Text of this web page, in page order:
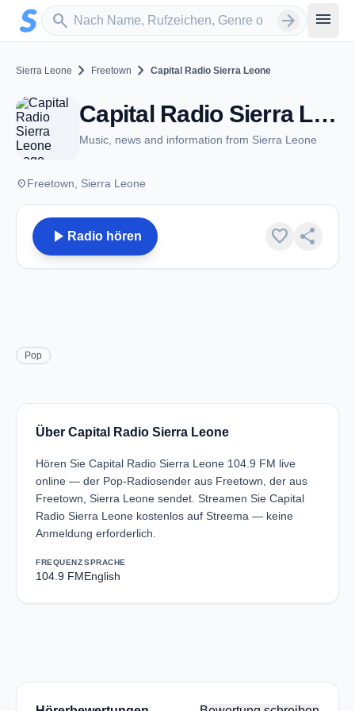
Zum Hauptinhalt springen
search
Sender suchen arrow_forward menu
Sierra Leone chevron_right Freetown chevron_right Capital Radio Sierra Leone
Capital Radio Sierra Leone - FM 104.9 - Freetown
Music, news and information from Sierra Leone
placeFreetown, Sierra Leone
play_arrow Radio hören favorite share
Pop
Über Capital Radio Sierra Leone
Hören Sie Capital Radio Sierra Leone 104.9 FM live
online — der Pop-Radiosender aus Freetown, der aus
Freetown, Sierra Leone sendet. Streamen Sie Capital
Radio Sierra Leone kostenlos auf Streema — keine
Anmeldung erforderlich.
FREQUENZ
104.9 FM
SPRACHE
English